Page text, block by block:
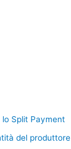
lo Split Payment
del produttore